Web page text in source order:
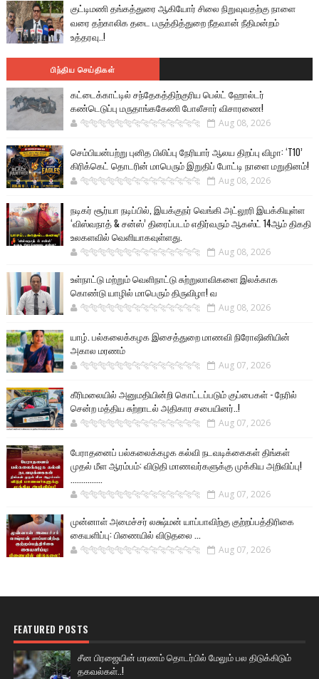
குட்டிமணி தங்கத்துரை ஆகியோர் சிலை நிறுவுவதற்கு நாளை
வரை தற்காலிக தடை பருத்தித்துறை நீதவான் நீதிமன்றம்
உத்தரவு..!
பிந்திய செய்திகள்
கட்டைக்காட்டில் சந்தேகத்திற்குரிய பெல்ட் ஹோல்டர்
கண்டெடுப்பு மருதாங்ககேணி போலீசார் விசாரணை!
🐅🐅🐅🐅🐅🐅🐆🐆🐆🐆🐆🐆🐆🐆 Aug 08, 2026
செம்பியன்பற்று புனித பிலிப்பு நேரியார் ஆலய திறப்பு விழா: ‘T10’
கிரிக்கெட் தொடரின் மாபெரும் இறுதிப் போட்டி நாளை மறுதினம்!
🐅🐅🐅🐅🐅🐅🐆🐆🐆🐆🐆🐆🐆🐆 Aug 08, 2026
நடிகர் சூர்யா நடிப்பில், இயக்குநர் வெங்கி அட்லூரி இயக்கியுள்ள
‘விஸ்வநாத் & சன்ஸ்’ திரைப்படம் எதிர்வரும் ஆகஸ்ட் 14ஆம் திகதி
உலகளவில் வெளியாகவுள்ளது.
🐅🐅🐅🐅🐅🐅🐆🐆🐆🐆🐆🐆🐆🐆 Aug 08, 2026
உள்நாட்டு மற்றும் வெளிநாட்டு சுற்றுலாவிகளை இலக்காக
கொண்டு யாழில் மாபெரும் திருவிழா! வ
🐅🐅🐅🐅🐅🐅🐆🐆🐆🐆🐆🐆🐆🐆 Aug 08, 2026
யாழ். பல்கலைக்கழக இசைத்துறை மாணவி நிரோஷினியின்
அகால மரணம்
🐅🐅🐅🐅🐅🐅🐆🐆🐆🐆🐆🐆🐆🐆 Aug 07, 2026
கீரிமலையில் அனுமதியின்றி கொட்டப்படும் குப்பைகள் - நேரில்
சென்ற மத்திய சுற்றாடல் அதிகார சபையினர்..!
🐅🐅🐅🐅🐅🐅🐆🐆🐆🐆🐆🐆🐆🐆 Aug 07, 2026
பேராதனைப் பல்கலைக்கழக கல்வி நடவடிக்கைகள் திங்கள்
முதல் மீள ஆரம்பம்: விடுதி மாணவர்களுக்கு முக்கிய அறிவிப்பு!
...............
🐅🐅🐅🐅🐅🐅🐆🐆🐆🐆🐆🐆🐆🐆 Aug 07, 2026
முன்னாள் அமைச்சர் லக்ஷ்மன் யாப்பாவிற்கு குற்றப்பத்திரிகை
கையளிப்பு: பிணையில் விடுதலை ...
🐅🐅🐅🐅🐅🐅🐆🐆🐆🐆🐆🐆🐆🐆 Aug 07, 2026
FEATURED POSTS
சீன பிரஜையின் மரணம் தொடர்பில் மேலும் பல திடுக்கிடும்
தகவல்கள்..!